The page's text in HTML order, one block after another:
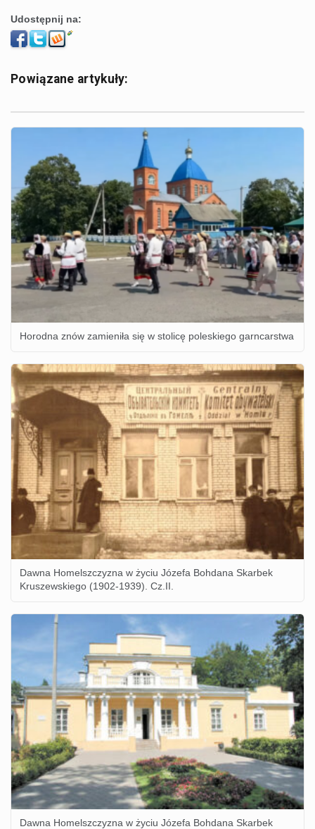
Udostępnij na:
Powiązane artykuły:
Horodna znów zamieniła się w stolicę poleskiego garncarstwa
Dawna Homelszczyzna w życiu Józefa Bohdana Skarbek
Kruszewskiego (1902-1939). Cz.II.
Dawna Homelszczyzna w życiu Józefa Bohdana Skarbek